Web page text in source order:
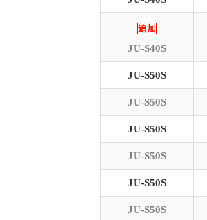
追加
JU-S40S
JU-S50S
JU-S50S
JU-S50S
JU-S50S
JU-S50S
JU-S50S